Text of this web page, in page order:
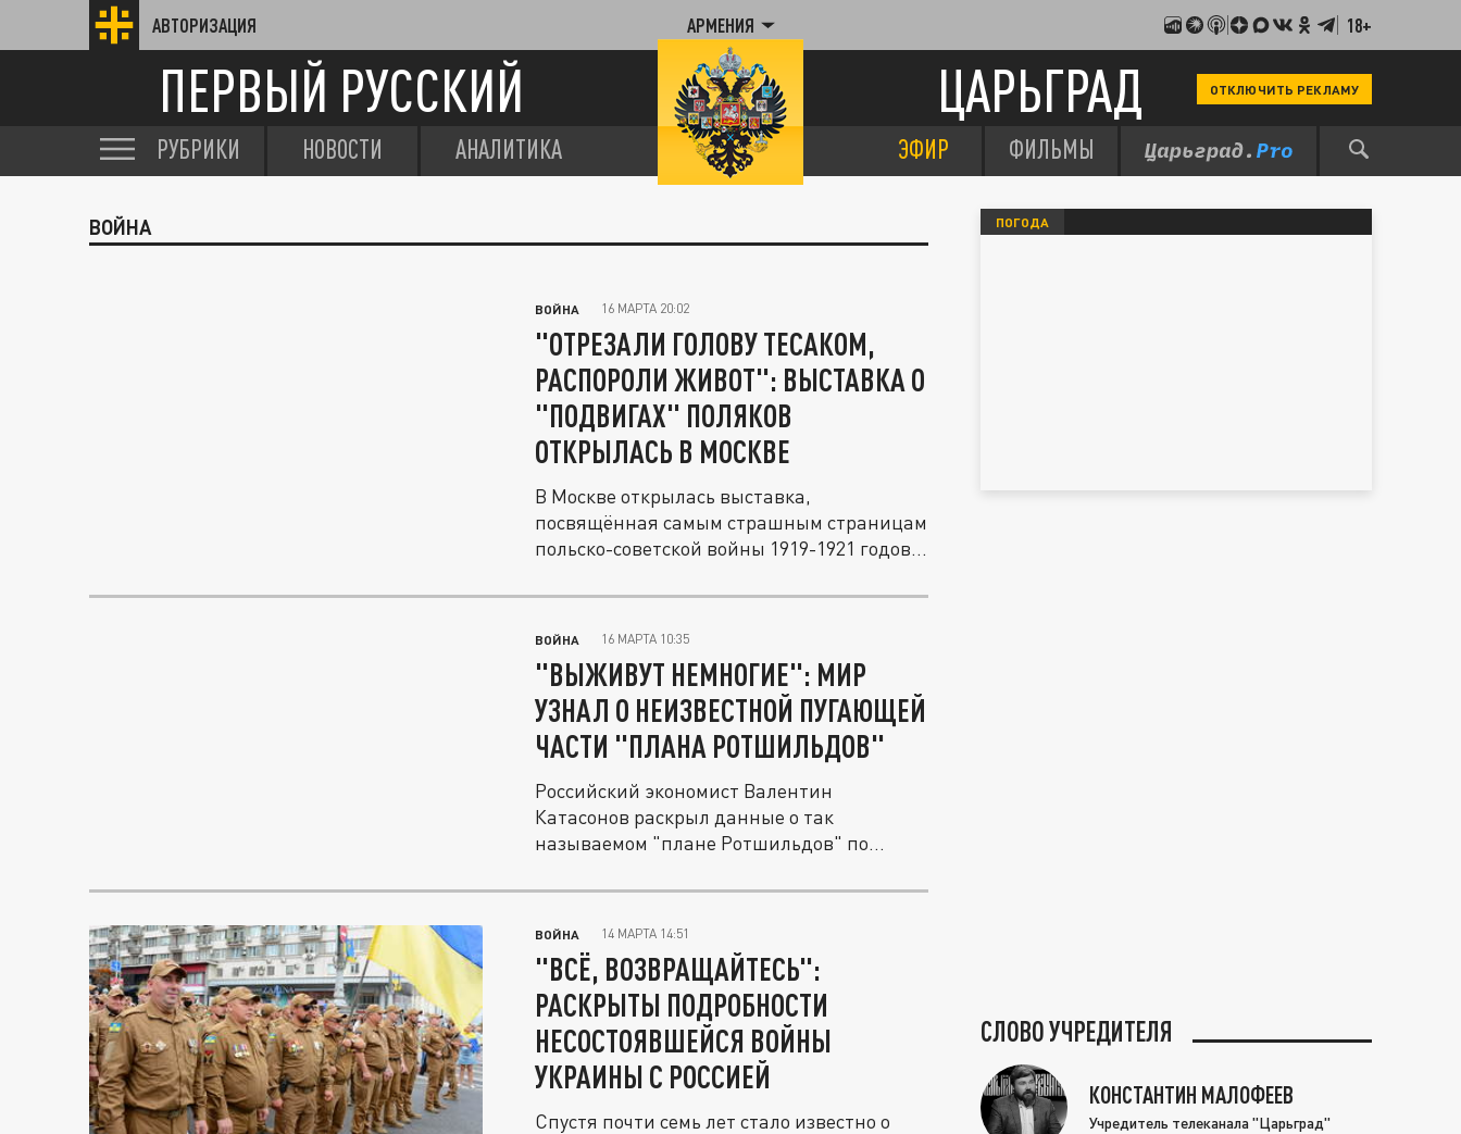
АВТОРИЗАЦИЯ АРМЕНИЯ 18+
ПЕРВЫЙ РУССКИЙ ЦАРЬГРАД ОТКЛЮЧИТЬ РЕКЛАМУ
РУБРИКИ НОВОСТИ АНАЛИТИКА ЭФИР ФИЛЬМЫ
ВОЙНА
ВОЙНА 16 МАРТА 20:02
"ОТРЕЗАЛИ ГОЛОВУ ТЕСАКОМ,
РАСПОРОЛИ ЖИВОТ": ВЫСТАВКА О
"ПОДВИГАХ" ПОЛЯКОВ
ОТКРЫЛАСЬ В МОСКВЕ
В Москве открылась выставка,
посвящённая самым страшным страницам
польско-советской войны 1919-1921 годов.
ВОЙНА 16 МАРТА 10:35
"ВЫЖИВУТ НЕМНОГИЕ": МИР
УЗНАЛ О НЕИЗВЕСТНОЙ ПУГАЮЩЕЙ
ЧАСТИ "ПЛАНА РОТШИЛЬДОВ"
Российский экономист Валентин
Катасонов раскрыл данные о так
называемом "плане Ротшильдов" по
ВОЙНА 14 МАРТА 14:51
"ВСЁ, ВОЗВРАЩАЙТЕСЬ":
РАСКРЫТЫ ПОДРОБНОСТИ
НЕСОСТОЯВШЕЙСЯ ВОЙНЫ
УКРАИНЫ С РОССИЕЙ
Спустя почти семь лет стало известно о
ПОГОДА
СЛОВО УЧРЕДИТЕЛЯ
КОНСТАНТИН МАЛОФЕЕВ
Учредитель телеканала "Царьград"